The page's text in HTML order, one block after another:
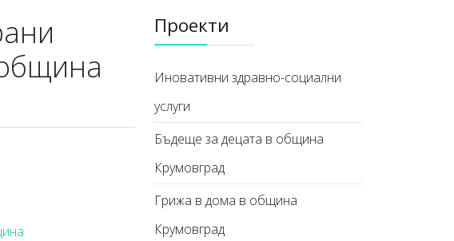
Проекти
Иновативни здравно-социални
услуги
Бъдеще за децата в община
Крумовград
Грижа в дома в община
Крумовград